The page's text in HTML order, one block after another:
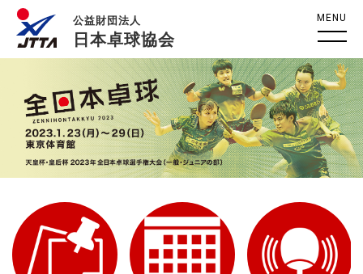
公益財団法人
日本卓球協会
MENU